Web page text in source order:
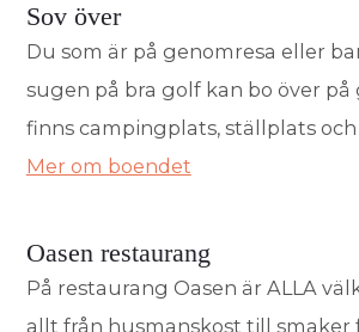
Sov över
Du som är på genomresa eller
sugen på bra golf kan bo över på
finns campingplats, ställplats
Mer om boendet
Oasen restaurang
På restaurang Oasen är ALLA
allt från husmanskost till smaker